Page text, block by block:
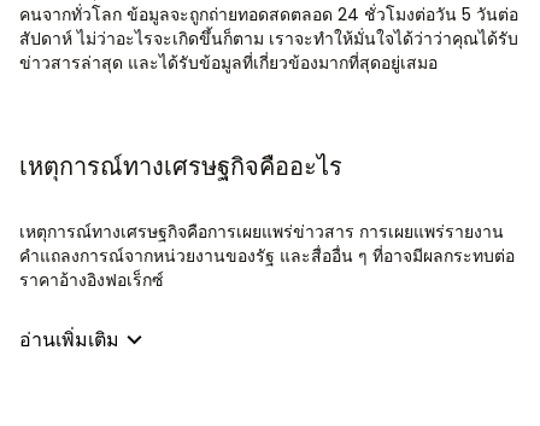
คนจากทั่วโลก ข้อมูลจะถูกถ่ายทอดสดตลอด 24 ชั่วโมงต่อวัน 5 วันต่อ
สัปดาห์ ไม่ว่าอะไรจะเกิดขึ้นก็ตาม เราจะทำให้มั่นใจได้ว่าว่าคุณได้รับ
ข่าวสารล่าสุด และได้รับข้อมูลที่เกี่ยวข้องมากที่สุดอยู่เสมอ
เหตุการณ์ทางเศรษฐกิจคืออะไร
เหตุการณ์ทางเศรษฐกิจคือการเผยแพร่ข่าวสาร การเผยแพร่รายงาน
คำแถลงการณ์จากหน่วยงานของรัฐ และสื่ออื่น ๆ ที่อาจมีผลกระทบต่อ
ราคาอ้างอิงฟอเร็กซ์
อ่านเพิ่มเติม